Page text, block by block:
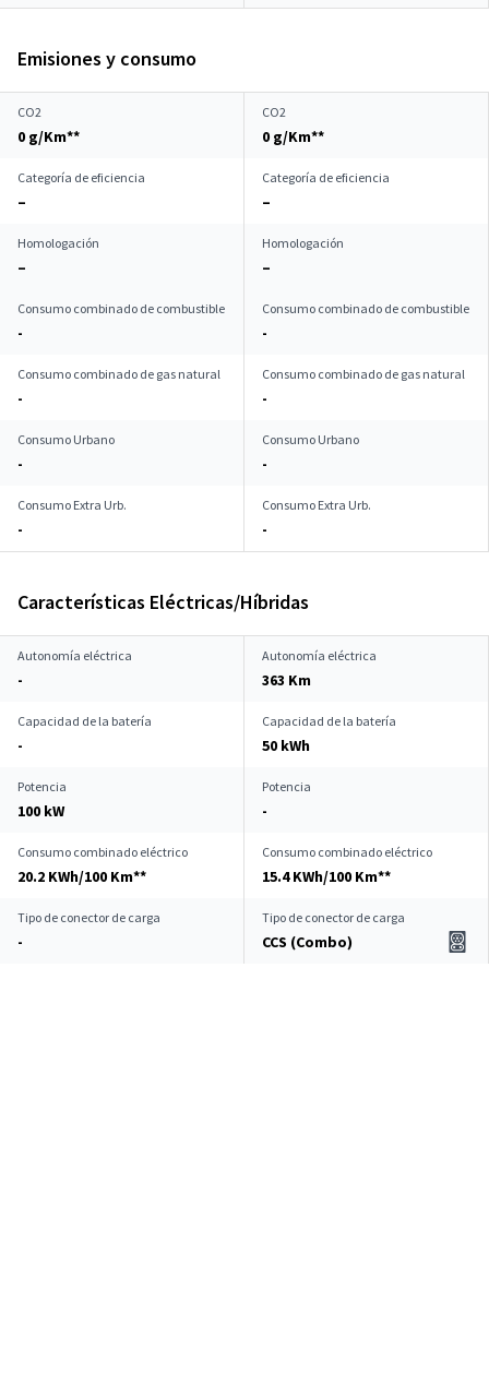
Emisiones y consumo
CO2
0 g/Km**
CO2
0 g/Km**
Categoría de eficiencia
–
Categoría de eficiencia
–
Homologación
–
Homologación
–
Consumo combinado de combustible
-
Consumo combinado de combustible
-
Consumo combinado de gas natural
-
Consumo combinado de gas natural
-
Consumo Urbano
-
Consumo Urbano
-
Consumo Extra Urb.
-
Consumo Extra Urb.
-
Características Eléctricas/Híbridas
Autonomía eléctrica
-
Autonomía eléctrica
363 Km
Capacidad de la batería
-
Capacidad de la batería
50 kWh
Potencia
100 kW
Potencia
-
Consumo combinado eléctrico
20.2 KWh/100 Km**
Consumo combinado eléctrico
15.4 KWh/100 Km**
Tipo de conector de carga
-
Tipo de conector de carga
CCS (Combo)